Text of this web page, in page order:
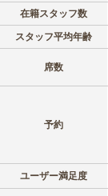
在籍スタッフ数
スタッフ平均年齢
席数
予約
ユーザー満足度